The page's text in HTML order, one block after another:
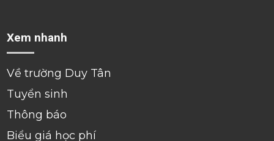
Xem nhanh
Về trường Duy Tân
Tuyển sinh
Thông báo
Biểu giá học phí